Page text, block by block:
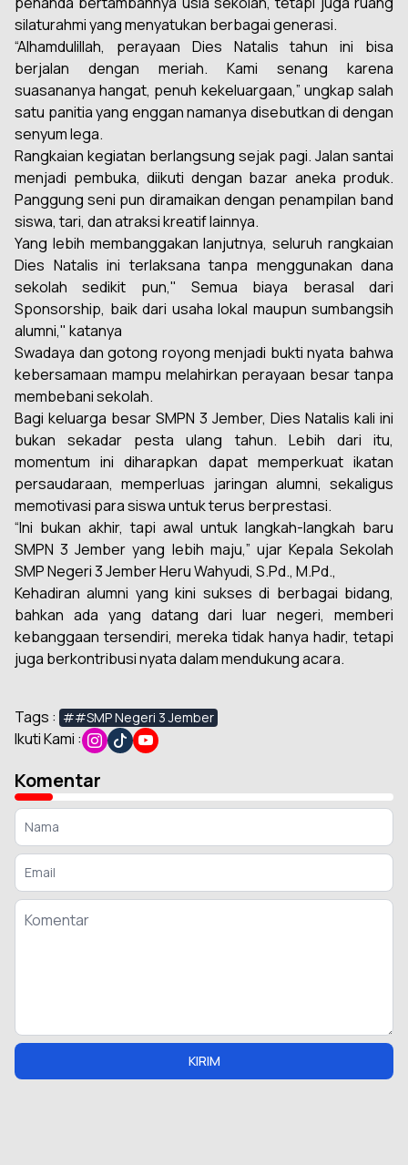
silaturahmi yang menyatukan berbagai generasi.
“Alhamdulillah, perayaan Dies Natalis tahun ini bisa
berjalan dengan meriah. Kami senang karena
suasananya hangat, penuh kekeluargaan,” ungkap salah
satu panitia yang enggan namanya disebutkan di dengan
senyum lega.
Rangkaian kegiatan berlangsung sejak pagi. Jalan santai
menjadi pembuka, diikuti dengan bazar aneka produk.
Panggung seni pun diramaikan dengan penampilan band
siswa, tari, dan atraksi kreatif lainnya.
Yang lebih membanggakan lanjutnya, seluruh rangkaian
Dies Natalis ini terlaksana tanpa menggunakan dana
sekolah sedikit pun," Semua biaya berasal dari
Sponsorship, baik dari usaha lokal maupun sumbangsih
alumni," katanya
Swadaya dan gotong royong menjadi bukti nyata bahwa
kebersamaan mampu melahirkan perayaan besar tanpa
membebani sekolah.
Bagi keluarga besar SMPN 3 Jember, Dies Natalis kali ini
bukan sekadar pesta ulang tahun. Lebih dari itu,
momentum ini diharapkan dapat memperkuat ikatan
persaudaraan, memperluas jaringan alumni, sekaligus
memotivasi para siswa untuk terus berprestasi.
“Ini bukan akhir, tapi awal untuk langkah-langkah baru
SMPN 3 Jember yang lebih maju,” ujar Kepala Sekolah
SMP Negeri 3 JemberHeru Wahyudi, S.Pd., M.Pd.,
Kehadiran alumni yang kini sukses di berbagai bidang,
bahkan ada yang datang dari luar negeri, memberi
kebanggaan tersendiri, mereka tidak hanya hadir, tetapi
juga berkontribusi nyata dalam mendukung acara.
Tags : ##SMP Negeri 3 Jember
Ikuti Kami :
Komentar
KIRIM